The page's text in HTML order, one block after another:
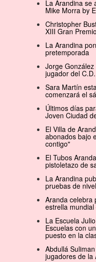
La Arandina se
Mike Morra by
Christopher
XIII Gran
La Arandina
pretemporada
Jorge
jugador del
Sara Martín
comenzará el
Últimos días
Joven Ciudad
El Villa de
abonados bajo
contigo"
El Tubos
pistoletazo de
La Arandina
pruebas de nivel
Aranda celebra
estrella
La Escuela
Escuelas con
puesto en la
Abdullá
jugadores de la